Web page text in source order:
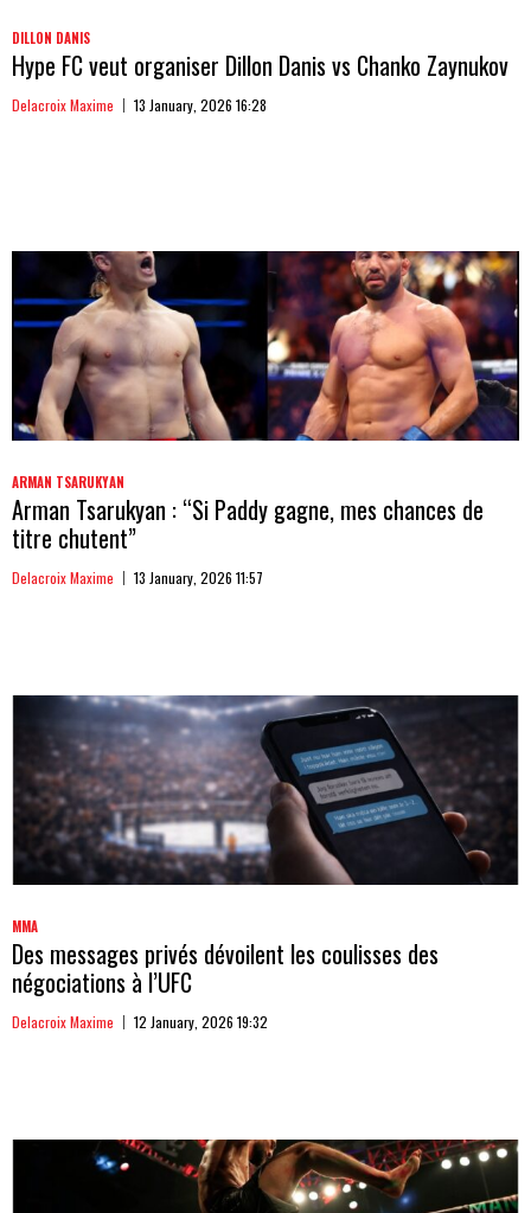
DILLON DANIS
Hype FC veut organiser Dillon Danis vs Chanko Zaynukov
Delacroix Maxime 13 January, 2026 16:28
ARMAN TSARUKYAN
Arman Tsarukyan : “Si Paddy gagne, mes chances de
titre chutent”
Delacroix Maxime 13 January, 2026 11:57
MMA
Des messages privés dévoilent les coulisses des
négociations à l’UFC
Delacroix Maxime 12 January, 2026 19:32